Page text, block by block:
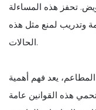
تحفز هذه المساءلة
وتدريب لمنع مثل هذه
الحالات.
يعد فهم أهمية
تحمي هذه القوانين عامة